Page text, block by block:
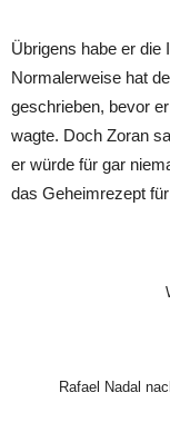
Übrigens habe er die
Normalerweise hat
geschrieben, bevor
wagte. Doch Zoran
er würde für gar
das Geheimrezept
Rafael Nadal